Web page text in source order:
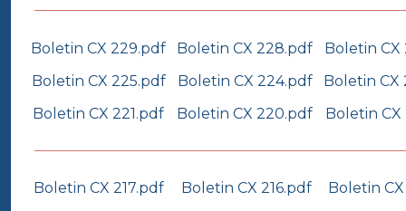
Boletin CX 229.pdf Boletin CX 228.pdf
Boletin CX
Boletin CX 225.pdf
Boletin CX 224.pdf
Boletin CX
Boletin CX 221.pdf
Boletin CX 220.pdf Boletin CX
Boletin CX 217.pdf Boletin CX 216.pdf
Boletin